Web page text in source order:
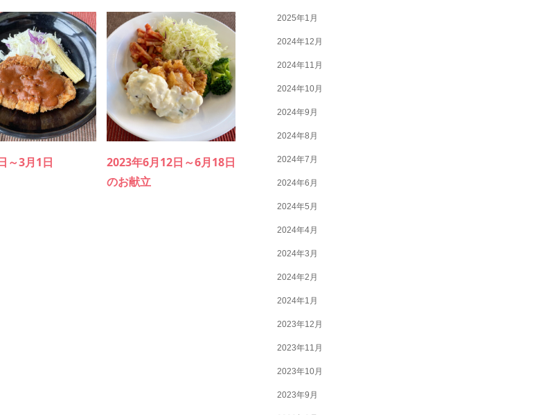
～3月1日
2023年6月12日～6月18日
のお献立
2025年1月
2024年12月
2024年11月
2024年10月
2024年9月
2024年8月
2024年7月
2024年6月
2024年5月
2024年4月
2024年3月
2024年2月
2024年1月
2023年12月
2023年11月
2023年10月
2023年9月